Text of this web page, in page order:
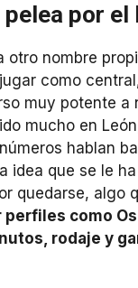
por
nombre
como
muy potente
mucho en
hablan
idea que se le
quedarse, algo
perfiles como
rodaje y